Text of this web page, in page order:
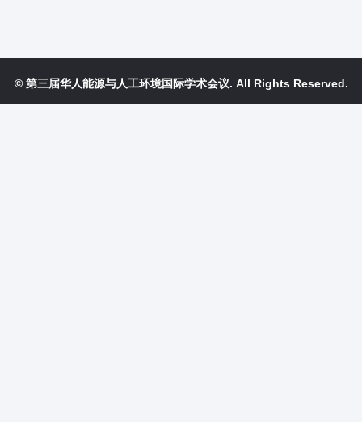
© 第三届华人能源与人工环境国际学术会议. All Rights Reserved.